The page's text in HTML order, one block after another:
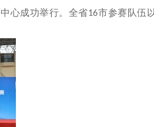
心成功举行。全省16市参赛队伍